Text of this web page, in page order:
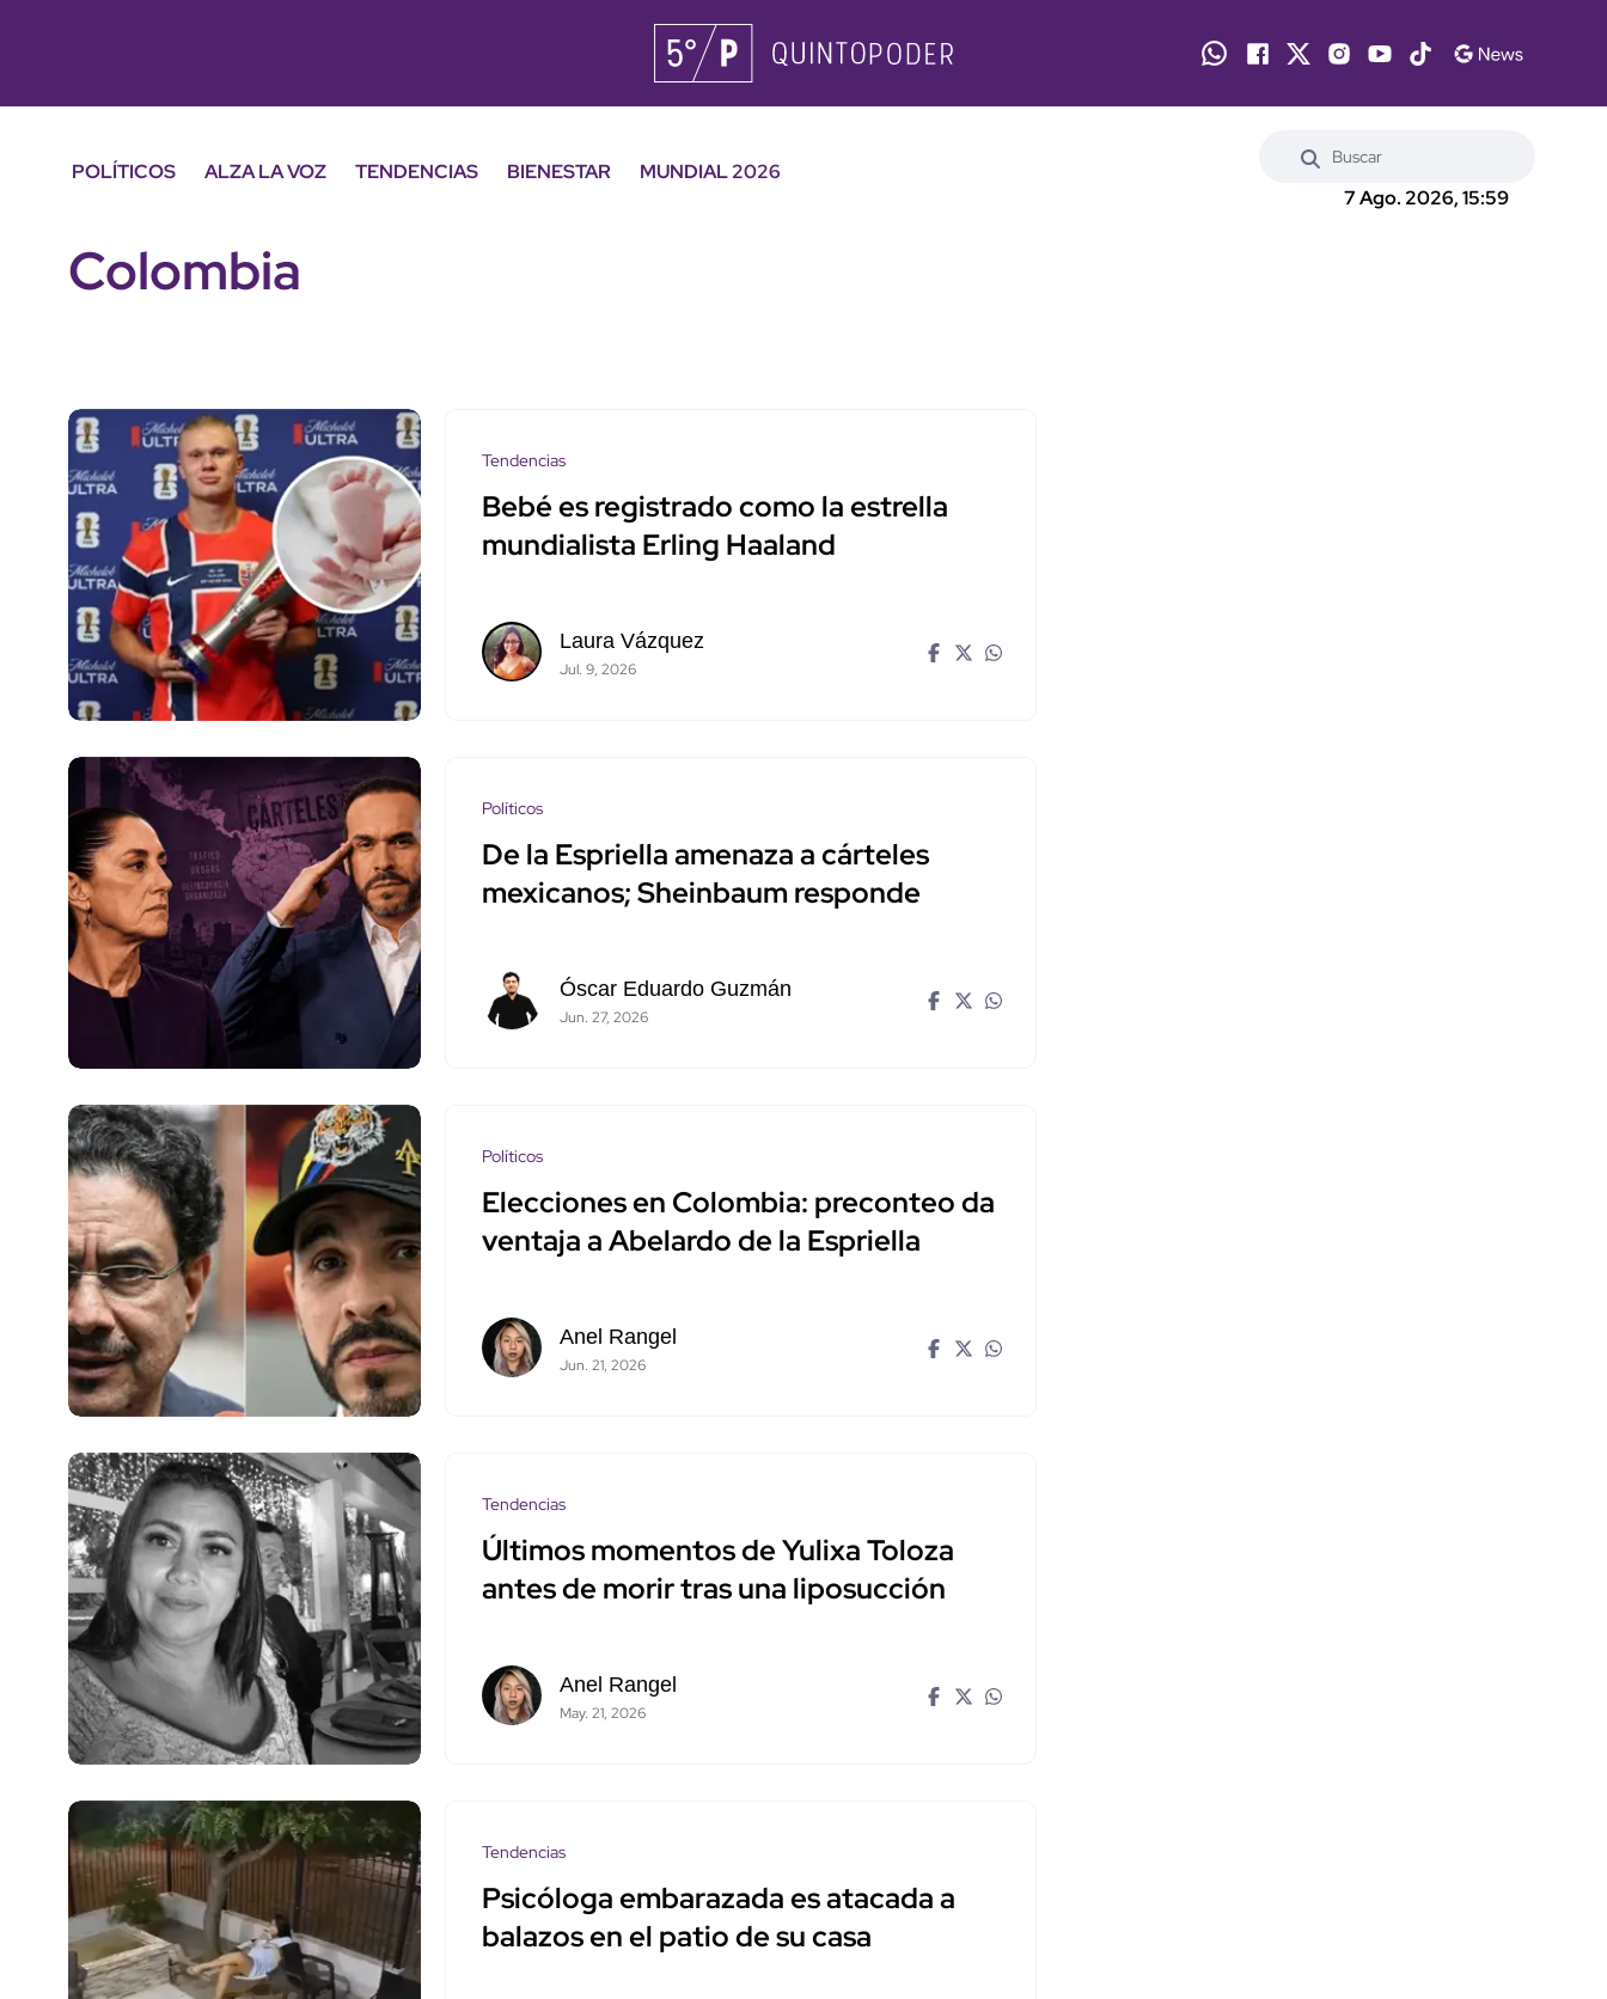
POLÍTICOS ALZA LA VOZ TENDENCIAS BIENESTAR
MUNDIAL 2026
7 Ago. 2026, 15:59
Colombia
Tendencias
Bebé es registrado como la estrella
mundialista Erling Haaland
Laura Vázquez
Jul. 9, 2026
Políticos
De la Espriella amenaza a cárteles
mexicanos; Sheinbaum responde
Óscar Eduardo Guzmán
Jun. 27, 2026
Políticos
Elecciones en Colombia: preconteo da
ventaja a Abelardo de la Espriella
Anel Rangel
Jun. 21, 2026
Tendencias
Últimos momentos de Yulixa Toloza
antes de morir tras una liposucción
Anel Rangel
May. 21, 2026
Tendencias
Psicóloga embarazada es atacada a
balazos en el patio de su casa